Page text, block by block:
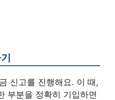
신고를 진행해요. 이 때,
부분을 정확히 기입하면